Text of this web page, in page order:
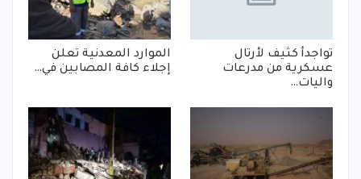
تواجدأ كثيف لأرتال
عسكرية من مدرعات
واليات…
الموارد المعدنية تعلن
إجلاء كافة المصابين في…